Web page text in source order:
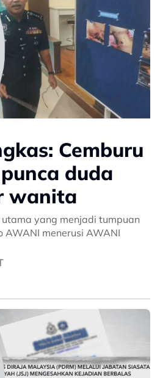
Cemburu
duda
wanita
yang menjadi tumpuan
AWANI menerusi AWANI